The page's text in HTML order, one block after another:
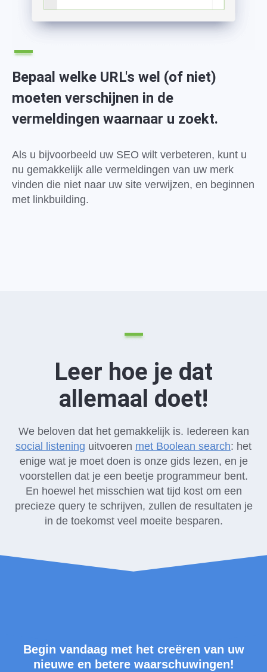
Bepaal welke URL's wel (of niet)
moeten verschijnen in de
vermeldingen waarnaar u zoekt.
Als u bijvoorbeeld uw SEO wilt verbeteren, kunt u
nu gemakkelijk alle vermeldingen van uw merk
vinden die niet naar uw site verwijzen, en beginnen
met linkbuilding.
Leer hoe je dat
allemaal doet!
We beloven dat het gemakkelijk is. Iedereen kan
social listening uitvoeren met Boolean search: het
enige wat je moet doen is onze gids lezen, en je
voorstellen dat je een beetje programmeur bent.
En hoewel het misschien wat tijd kost om een
precieze query te schrijven, zullen de resultaten je
in de toekomst veel moeite besparen.
Begin vandaag met het creëren van uw
nieuwe en betere waarschuwingen!